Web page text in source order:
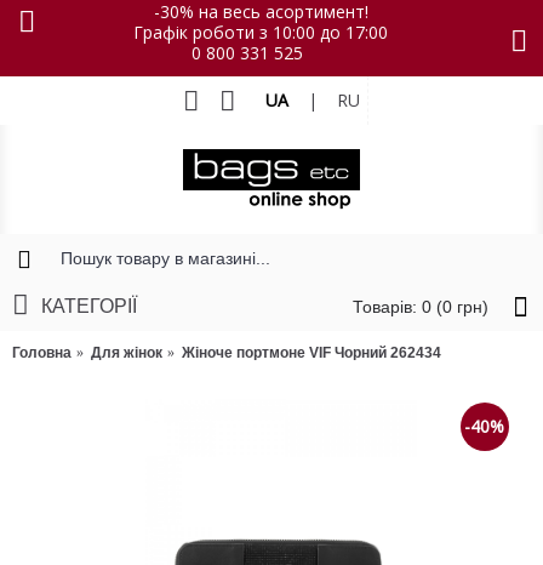
-30% на весь асортимент!
Графік роботи з 10:00 до 17:00
0 800 331 525
UA | RU
Товарів: 0 (0 грн)
КАТЕГОРІЇ
Головна Для жінок Жіноче портмоне VIF Чорний 262434
-40%